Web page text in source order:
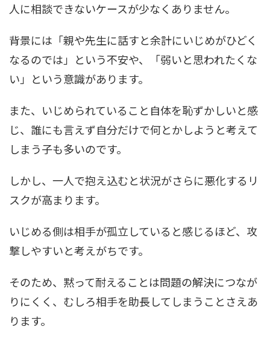
人に相談できないケースが少なくありません。
背景には「親や先生に話すと余計にいじめがひどく
なるのでは」という不安や、「弱いと思われたくな
い」という意識があります。
また、いじめられていること自体を恥ずかしいと感
じ、誰にも言えず自分だけで何とかしようと考えて
しまう子も多いのです。
しかし、一人で抱え込むと状況がさらに悪化するリ
スクが高まります。
いじめる側は相手が孤立していると感じるほど、攻
撃しやすいと考えがちです。
そのため、黙って耐えることは問題の解決につなが
りにくく、むしろ相手を助長してしまうことさえあ
ります。